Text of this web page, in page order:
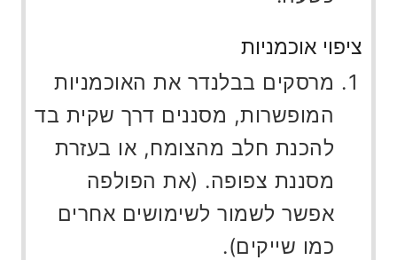
ציפוי אוכמניות
מרסקים בבלנדר את האוכמניות
המופשרות, מסננים דרך שקית בד
להכנת חלב מהצומח, או בעזרת
מסננת צפופה. (את הפולפה
אפשר לשמור לשימושים אחרים
כמו שייקים).